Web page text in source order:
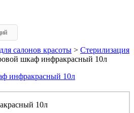
салонов красоты > Стерилизация
шкаф инфракрасный 10л
10л